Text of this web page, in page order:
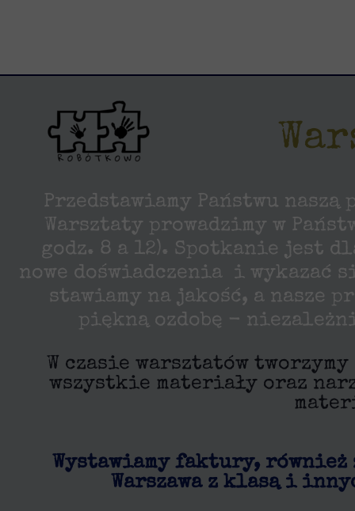
W czasie warsztatów
wszystkie materiały oraz
Wystawiamy faktury, również
Warszawa z klasą i
Przedstawiamy Państwu
Warsztaty prowadzimy w
godz. 8 a 12). Spotkanie jest
nowe doświadczenia i wykazać
stawiamy na jakość, a nasze
piękną ozdobę -